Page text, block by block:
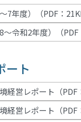
7年度）（PDF：
令和2年度）（PDF
ート
経営レポート（PDF
経営レポート（PDF